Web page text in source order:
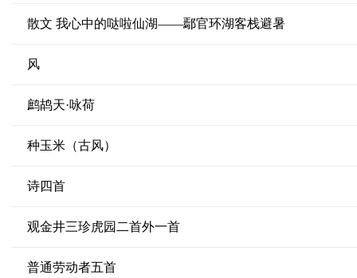
散文 我心中的哒啦仙湖——鄢官环湖客栈避暑
风
鹧鸪天·咏荷
种玉米（古风）
诗四首
观金井三珍虎园二首外一首
普通劳动者五首